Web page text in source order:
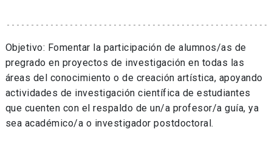
Objetivo: Fomentar la participación de alumnos/as de
pregrado en proyectos de investigación en todas las
áreas del conocimiento o de creación artística, apoyando
actividades de investigación científica de estudiantes
que cuenten con el respaldo de un/a profesor/a guía, ya
sea académico/a o investigador postdoctoral.